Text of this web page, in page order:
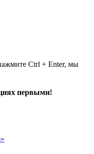
Ctrl + Enter, мы
первыми!